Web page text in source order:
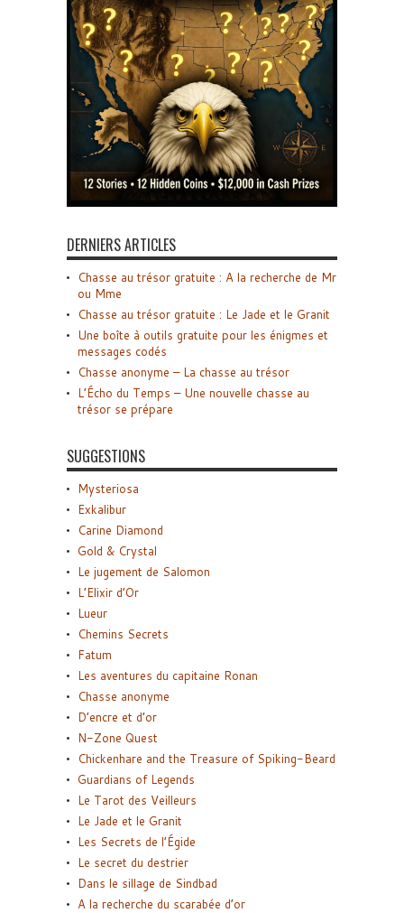
DERNIERS ARTICLES
Chasse au trésor gratuite : A la recherche de Mr
ou Mme
Chasse au trésor gratuite : Le Jade et le Granit
Une boîte à outils gratuite pour les énigmes et
messages codés
Chasse anonyme – La chasse au trésor
L’Écho du Temps – Une nouvelle chasse au
trésor se prépare
SUGGESTIONS
Mysteriosa
Exkalibur
Carine Diamond
Gold & Crystal
Le jugement de Salomon
L’Elixir d’Or
Lueur
Chemins Secrets
Fatum
Les aventures du capitaine Ronan
Chasse anonyme
D’encre et d’or
N-Zone Quest
Chickenhare and the Treasure of Spiking-Beard
Guardians of Legends
Le Tarot des Veilleurs
Le Jade et le Granit
Les Secrets de l’Égide
Le secret du destrier
Dans le sillage de Sindbad
A la recherche du scarabée d’or